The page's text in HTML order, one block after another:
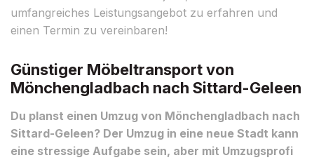
umfangreiches Leistungsangebot zu erfahren und
einen Termin zu vereinbaren!
Günstiger Möbeltransport von
Mönchengladbach nach Sittard-Geleen
Du planst einen Umzug von Mönchengladbach nach
Sittard-Geleen? Der Umzug in eine neue Stadt kann
eine stressige Aufgabe sein, aber mit Umzugsprofi